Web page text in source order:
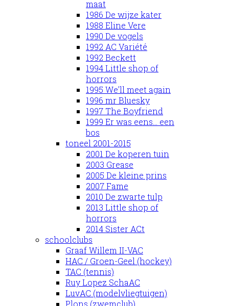
maat
1986 De wijze kater
1988 Eline Vere
1990 De vogels
1992 AC Variété
1992 Beckett
1994 Little shop of
horrors
1995 We'll meet again
1996 mr Bluesky
1997 The Boyfriend
1999 Er was eens... een
bos
toneel 2001-2015
2001 De koperen tuin
2003 Grease
2005 De kleine prins
2007 Fame
2010 De zwarte tulp
2013 Little shop of
horrors
2014 Sister ACt
schoolclubs
Graaf Willem II-VAC
HAC / Groen-Geel (hockey)
TAC (tennis)
Ruy Lopez SchaAC
LuvAC (modelvliegtuigen)
Plons (zwemclub)